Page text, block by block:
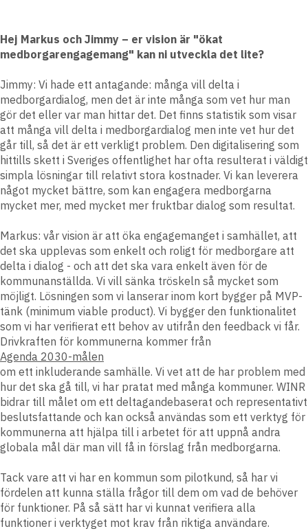
Hej Markus och Jimmy – er vision är "ökat
medborgarengagemang" kan ni utveckla det lite?
Jimmy: Vi hade ett antagande: många vill delta i
medborgardialog, men det är inte många som vet hur man
gör det eller var man hittar det. Det finns statistik som visar
att många vill delta i medborgardialog men inte vet hur det
går till, så det är ett verkligt problem. Den digitalisering som
hittills skett i Sveriges offentlighet har ofta resulterat i väldigt
simpla lösningar till relativt stora kostnader. Vi kan leverera
något mycket bättre, som kan engagera medborgarna
mycket mer, med mycket mer fruktbar dialog som resultat.
Markus: vår vision är att öka engagemanget i samhället, att
det ska upplevas som enkelt och roligt för medborgare att
delta i dialog - och att det ska vara enkelt även för de
kommunanställda. Vi vill sänka tröskeln så mycket som
möjligt. Lösningen som vi lanserar inom kort bygger på MVP-
tänk (minimum viable product). Vi bygger den funktionalitet
som vi har verifierat ett behov av utifrån den feedback vi får.
Drivkraften för kommunerna kommer från
Agenda 2030-målen
om ett inkluderande samhälle. Vi vet att de har problem med
hur det ska gå till, vi har pratat med många kommuner. WINR
bidrar till målet om ett deltagandebaserat och representativt
beslutsfattande och kan också användas som ett verktyg för
kommunerna att hjälpa till i arbetet för att uppnå andra
globala mål där man vill få in förslag från medborgarna.
Tack vare att vi har en kommun som pilotkund, så har vi
fördelen att kunna ställa frågor till dem om vad de behöver
för funktioner. På så sätt har vi kunnat verifiera alla
funktioner i verktyget mot krav från riktiga användare.